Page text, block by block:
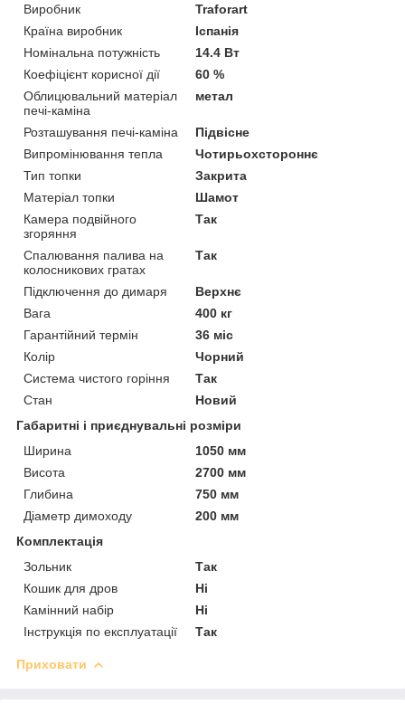
Виробник
Traforart
Країна виробник
Іспанія
Номінальна потужність
14.4 Вт
Коефіцієнт корисної дії
60 %
Облицювальний матеріал
печі-каміна
метал
Розташування печі-каміна
Підвісне
Випромінювання тепла
Чотирьохстороннє
Тип топки
Закрита
Матеріал топки
Шамот
Камера подвійного
згоряння
Так
Спалювання палива на
колосникових гратах
Так
Підключення до димаря
Верхнє
Вага
400 кг
Гарантійний термін
36 міс
Колір
Чорний
Система чистого горіння
Так
Стан
Новий
Габаритні і приєднувальні розміри
Ширина
1050 мм
Висота
2700 мм
Глибина
750 мм
Діаметр димоходу
200 мм
Комплектація
Зольник
Так
Кошик для дров
Ні
Камінний набір
Ні
Інструкція по експлуатації
Так
Приховати